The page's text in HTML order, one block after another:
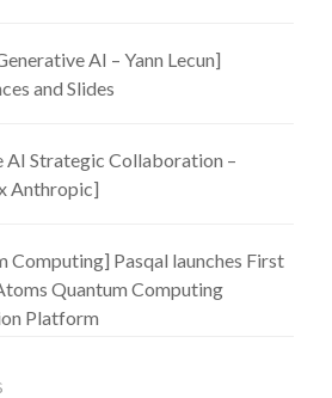
AI – Yann Lecun]
and Slides
AI Strategic Collaboration –
Anthropic]
Computing] Pasqal launches First
Quantum Computing
Platform